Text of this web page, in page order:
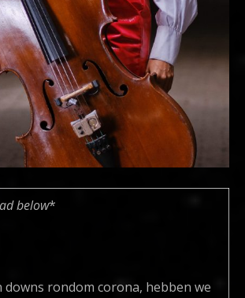
below*
downs rondom corona, hebben we